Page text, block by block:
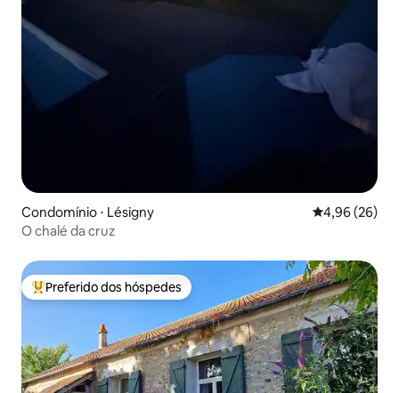
Condomínio ⋅ Lésigny 4,96 de uma
4,96 (26)
O chalé da cruz
Entre os melhores preferidos dos hóspedes
Preferido dos hóspedes